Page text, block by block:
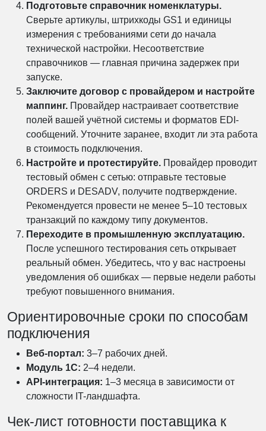
Подготовьте справочник номенклатуры.
Сверьте артикулы, штрихкоды GS1 и единицы
измерения с требованиями сети до начала
технической настройки. Несоответствие
справочников — главная причина задержек при
запуске.
Заключите договор с провайдером и настройте
маппинг. Провайдер настраивает соответствие
полей вашей учётной системы и форматов EDI-
сообщений. Уточните заранее, входит ли эта работа
в стоимость подключения.
Настройте и протестируйте. Провайдер проводит
тестовый обмен с сетью: отправьте тестовые
ORDERS и DESADV, получите подтверждение.
Рекомендуется провести не менее 5–10 тестовых
транзакций по каждому типу документов.
Переходите в промышленную эксплуатацию.
После успешного тестирования сеть открывает
реальный обмен. Убедитесь, что у вас настроены
уведомления об ошибках — первые недели работы
требуют повышенного внимания.
Ориентировочные сроки по способам
подключения
Веб-портал: 3–7 рабочих дней.
Модуль 1С: 2–4 недели.
API-интеграция: 1–3 месяца в зависимости от
сложности IT-ландшафта.
Чек-лист готовности поставщика к
Не нашли подходящее решение?
Получите бесплатную консультацию специалиста
ФИНАБИ.
бухгалтерского обслуживания именно для вашего